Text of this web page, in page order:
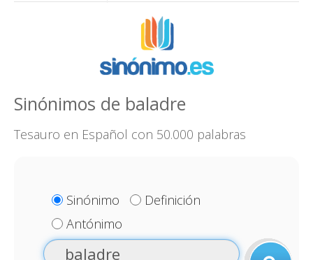
Sinónimos de baladre
Tesauro en Español con 50.000 palabras
Sinónimo
Definición
Antónimo